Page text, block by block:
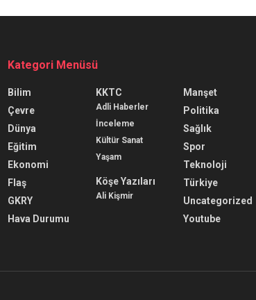
Kategori Menüsü
Bilim
Çevre
Dünya
Eğitim
Ekonomi
Flaş
GKRY
Hava Durumu
KKTC
Adli Haberler
İnceleme
Kültür Sanat
Yaşam
Köşe Yazıları
Ali Kişmir
Manşet
Politika
Sağlık
Spor
Teknoloji
Türkiye
Uncategorized
Youtube